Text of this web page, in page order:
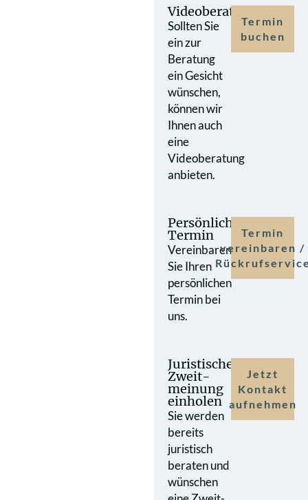
Videoberatung
Sollten Sie
ein zur
Beratung
ein Gesicht
wünschen,
können wir
Ihnen auch
eine
Videoberatung
anbieten.
Termin
buchen
Persönlicher
Termin
Vereinbaren
Sie Ihren
persönlichen
Termin bei
uns.
Termin
vereinbaren /
Juristische
Zweit­
meinung
einholen
Sie werden
bereits
juristisch
beraten und
wünschen
Jetzt
Kontakt
aufnehmen